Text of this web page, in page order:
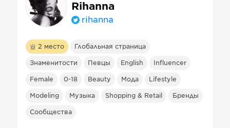
Rihanna
rihanna
2 место Глобальная страница
Знаменитости Певцы English Influencer
Female 0-18 Beauty Мода Lifestyle
Modeling Музыка Shopping & Retail Бренды
Сообщества